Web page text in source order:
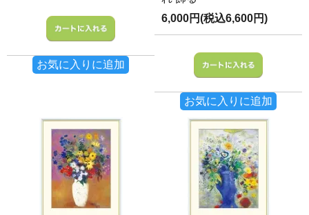
お気に入りに追加
6,000円(税込6,600円)
お気に入りに追加